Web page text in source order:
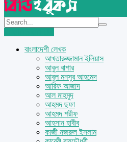
বাংলাদেশী লেখক
আখতারুজ্জামান ইলিয়াস
আবুল বাশার
আবুল মনসুর আহমেদ
আরিফ আজাদ
আল মাহমুদ
আহমদ ছফা
আহমদ শরীফ
আহসান হাবীব
কাজী নজরুল ইসলাম